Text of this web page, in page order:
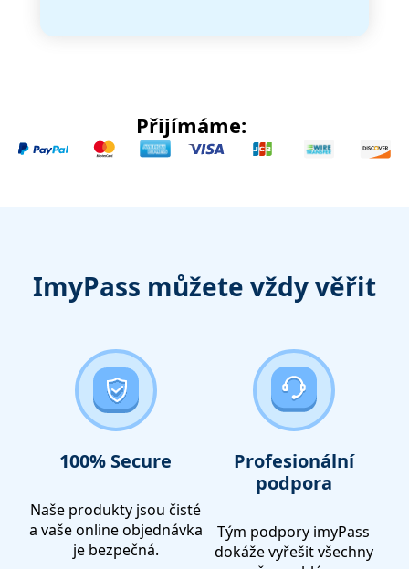
Přijímáme:
ImyPass můžete vždy věřit
100% Secure
Naše produkty jsou čisté
a vaše online objednávka
je bezpečná.
Profesionální
podpora
Tým podpory imyPass
dokáže vyřešit všechny